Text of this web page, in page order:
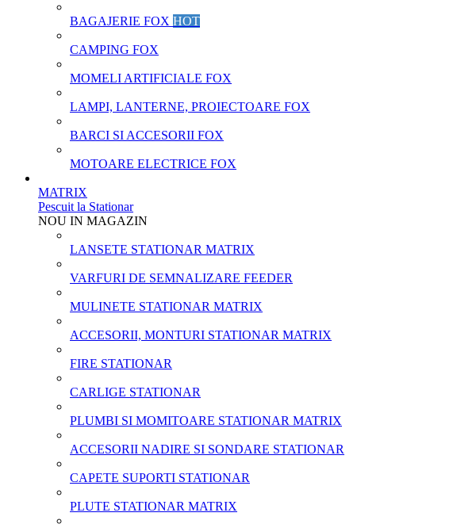
BAGAJERIE FOX HOT
CAMPING FOX
MOMELI ARTIFICIALE FOX
LAMPI, LANTERNE, PROIECTOARE FOX
BARCI SI ACCESORII FOX
MOTOARE ELECTRICE FOX
MATRIX
Pescuit la Stationar
NOU IN MAGAZIN
LANSETE STATIONAR MATRIX
VARFURI DE SEMNALIZARE FEEDER
MULINETE STATIONAR MATRIX
ACCESORII, MONTURI STATIONAR MATRIX
FIRE STATIONAR
CARLIGE STATIONAR
PLUMBI SI MOMITOARE STATIONAR MATRIX
ACCESORII NADIRE SI SONDARE STATIONAR
CAPETE SUPORTI STATIONAR
PLUTE STATIONAR MATRIX